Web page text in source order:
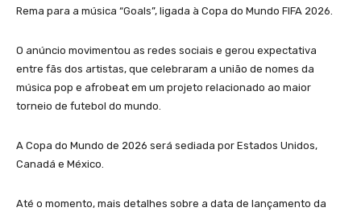
Rema para a música “Goals”, ligada à Copa do Mundo FIFA 2026.
O anúncio movimentou as redes sociais e gerou expectativa
entre fãs dos artistas, que celebraram a união de nomes da
música pop e afrobeat em um projeto relacionado ao maior
torneio de futebol do mundo.
A Copa do Mundo de 2026 será sediada por Estados Unidos,
Canadá e México.
Até o momento, mais detalhes sobre a data de lançamento da